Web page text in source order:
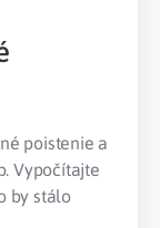
poistenie a
Vypočítajte
by stálo